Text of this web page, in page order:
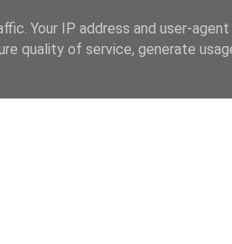
Your IP address and user-agent
quality of service, generate